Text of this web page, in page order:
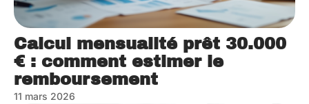
Calcul mensualité prêt 30.000
€ : comment estimer le
remboursement
11 mars 2026